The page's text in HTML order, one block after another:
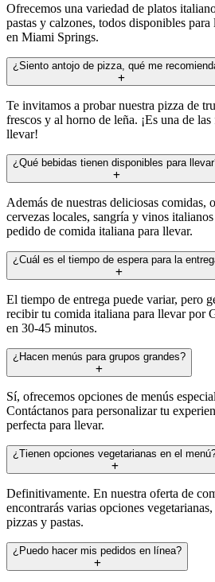
Ofrecemos una variedad de platos
pastas y calzones, todos disponibles
en Miami Springs.
¿Siento antojo de pizza, qué me
Te invitamos a probar nuestra pizza de
frescos y al horno de leña. ¡Es una de
llevar!
¿Qué bebidas tienen disponibles para
Además de nuestras deliciosas comidas,
cervezas locales, sangría y vinos
pedido de comida italiana para llevar.
¿Cuál es el tiempo de espera para la
El tiempo de entrega puede variar, pero
recibir tu comida italiana para llevar por
en 30-45 minutos.
¿Hacen menús para grupos grandes?
Sí, ofrecemos opciones de menús
Contáctanos para personalizar tu
perfecta para llevar.
¿Tienen opciones vegetarianas en el
Definitivamente. En nuestra oferta de
encontrarás varias opciones
pizzas y pastas.
¿Puedo hacer mis pedidos en línea?